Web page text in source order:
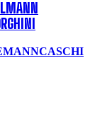
CASCHI